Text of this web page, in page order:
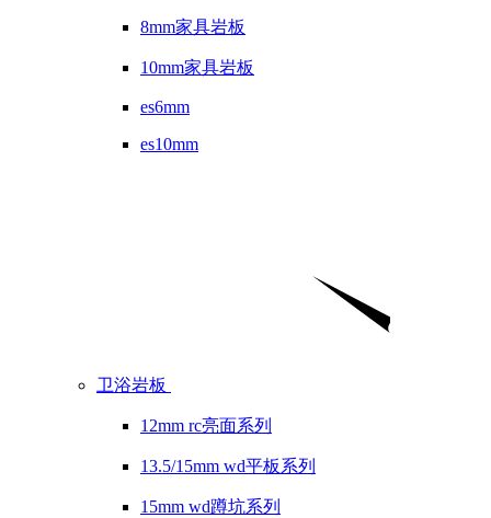
8mm家具岩板
10mm家具岩板
es6mm
es10mm
卫浴岩板
12mm rc亮面系列
13.5/15mm wd平板系列
15mm wd蹲坑系列